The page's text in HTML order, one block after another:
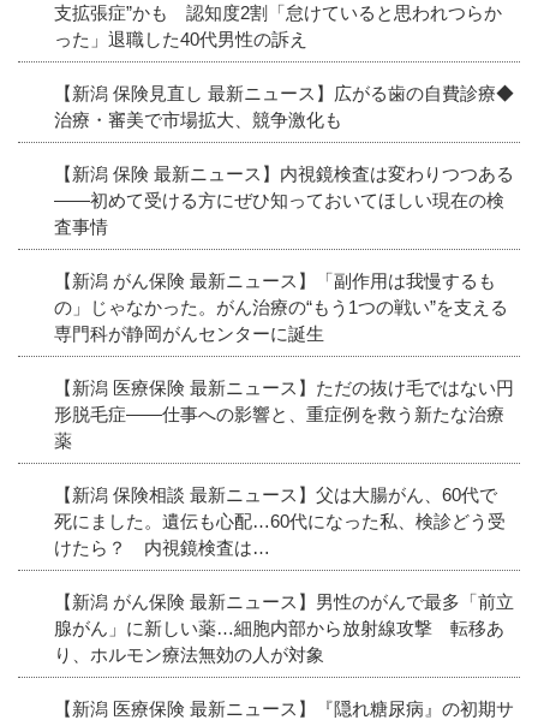
支拡張症”かも 認知度2割「怠けていると思われつらか
った」退職した40代男性の訴え
【新潟 保険見直し 最新ニュース】広がる歯の自費診療◆
治療・審美で市場拡大、競争激化も
【新潟 保険 最新ニュース】内視鏡検査は変わりつつある
――初めて受ける方にぜひ知っておいてほしい現在の検
査事情
【新潟 がん保険 最新ニュース】「副作用は我慢するも
の」じゃなかった。がん治療の“もう1つの戦い”を支える
専門科が静岡がんセンターに誕生
【新潟 医療保険 最新ニュース】ただの抜け毛ではない円
形脱毛症――仕事への影響と、重症例を救う新たな治療
薬
【新潟 保険相談 最新ニュース】父は大腸がん、60代で
死にました。遺伝も心配…60代になった私、検診どう受
けたら？ 内視鏡検査は…
【新潟 がん保険 最新ニュース】男性のがんで最多「前立
腺がん」に新しい薬…細胞内部から放射線攻撃 転移あ
り、ホルモン療法無効の人が対象
【新潟 医療保険 最新ニュース】『隠れ糖尿病』の初期サ